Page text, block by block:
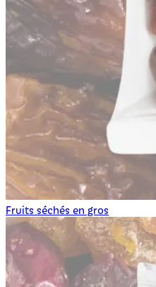
Fruits séchés en gros